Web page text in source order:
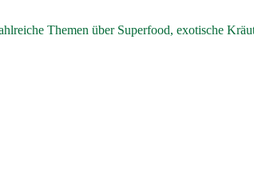
Themen über Superfood, exotische